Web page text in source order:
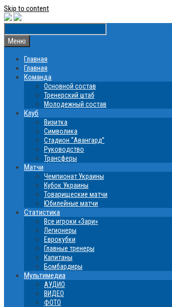
Skip to content
Меню
Главная
Главная
Команда
Основной состав
Тренерский штаб
Молодежный состав
Клуб
Визитка
Символика
Стадион “Авангард”
Руководство
Трансферы
Матчи
Чемпионат Украины
Кубок Украины
Товарищеские матчи
Юбилейные матчи
Статистика
Все игроки «Зари»
Легионеры
Еврокубки
Главные тренеры
Капитаны
Бомбардиры
Мультимедиа
АУДИО
ВИДЕО
ФОТО